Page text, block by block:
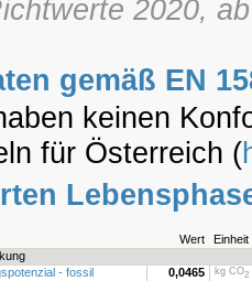
2020,
gemäß EN
keinen
für Österreich (
Wert
Einheit
- fossil 0,0465 kg CO2